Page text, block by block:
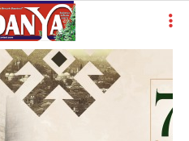
27.5
BURSA